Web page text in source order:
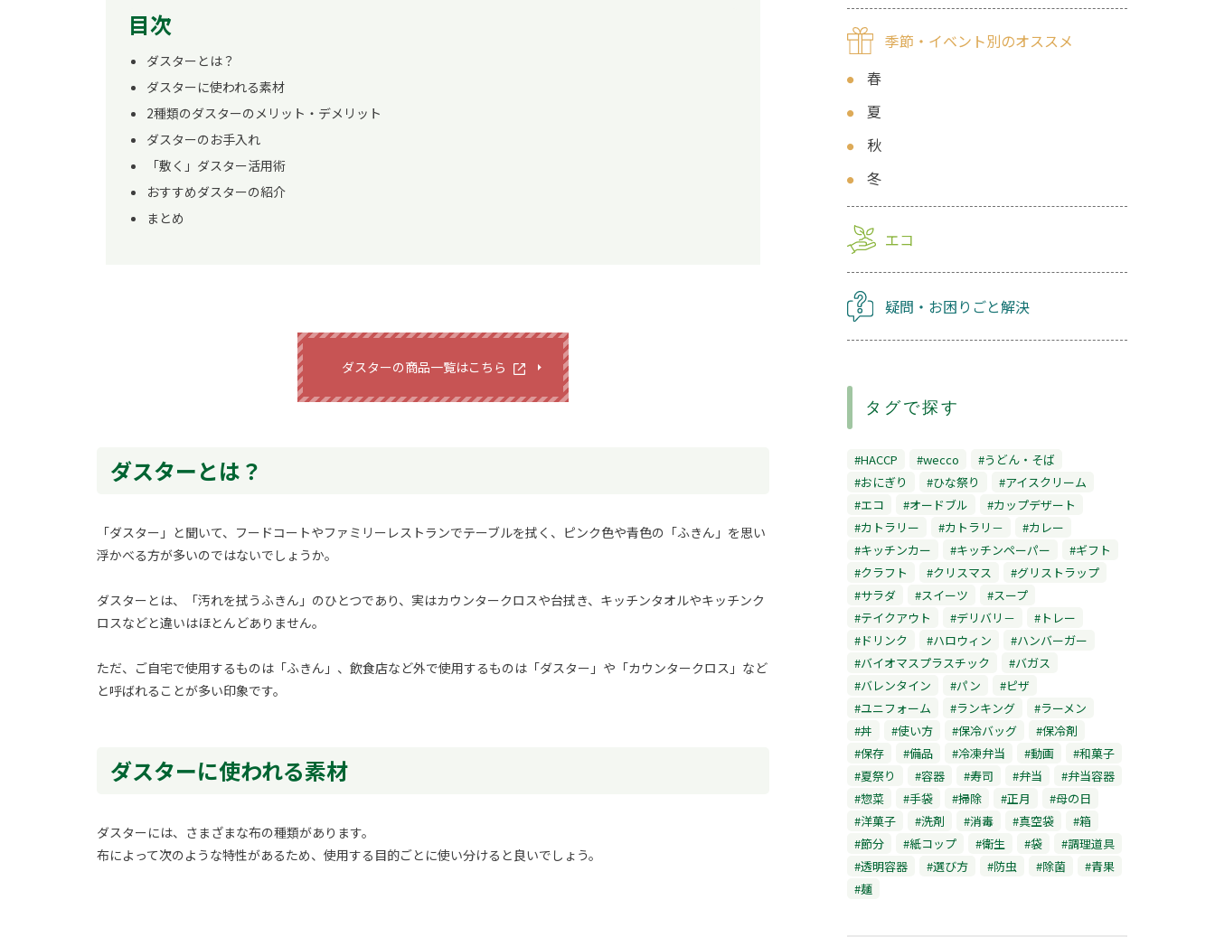
目次
ダスターとは？
ダスターに使われる素材
2種類のダスターのメリット・デメリット
ダスターのお手入れ
「敷く」ダスター活用術
おすすめダスターの紹介
まとめ
ダスターの商品一覧はこちら
ダスターとは？
「ダスター」と聞いて、フードコートやファミリーレストランでテーブルを拭く、ピンク色や青色の「ふきん」を思い
浮かべる方が多いのではないでしょうか。
ダスターとは、「汚れを拭うふきん」のひとつであり、実はカウンタークロスや台拭き、キッチンタオルやキッチンク
ロスなどと違いはほとんどありません。
ただ、ご自宅で使用するものは「ふきん」、飲食店など外で使用するものは「ダスター」や「カウンタークロス」など
と呼ばれることが多い印象です。
ダスターに使われる素材
ダスターには、さまざまな布の種類があります。
布によって次のような特性があるため、使用する目的ごとに使い分けると良いでしょう。
季節・イベント別のオススメ
春
夏
秋
冬
エコ
疑問・お困りごと解決
タグで探す
#HACCP #wecco
#うどん・そば
#おにぎり
#ひな祭り
#アイスクリーム
#エコ
#オードブル
#カップデザート
#カトラリー
#カトラリ－
#カレー
#キッチンカー
#キッチンペーパー
#ギフト
#クラフト
#クリスマス
#グリストラップ
#サラダ
#スイーツ
#スープ
#テイクアウト
#デリバリ－
#トレー
#ドリンク
#ハロウィン
#ハンバーガー
#バイオマスプラスチック
#バガス
#バレンタイン
#パン
#ピザ
#ユニフォーム
#ランキング
#ラーメン
#丼
#使い方 #保冷バッグ
#保冷剤
#保存
#備品 #冷凍弁当 #動画
#和菓子
#夏祭り
#容器 #寿司 #弁当
#弁当容器
#惣菜
#手袋 #掃除 #正月
#母の日
#洋菓子
#洗剤 #消毒 #真空袋
#箱
#節分
#紙コップ #衛生 #袋
#調理道具
#透明容器
#選び方 #防虫 #除菌
#青果
#麺